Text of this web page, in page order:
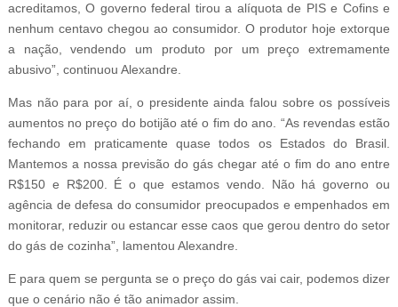
acreditamos, O governo federal tirou a alíquota de PIS e Cofins e
nenhum centavo chegou ao consumidor. O produtor hoje extorque
a nação, vendendo um produto por um preço extremamente
abusivo”, continuou Alexandre.
Mas não para por aí, o presidente ainda falou sobre os possíveis
aumentos no preço do botijão até o fim do ano. “As revendas estão
fechando em praticamente quase todos os Estados do Brasil.
Mantemos a nossa previsão do gás chegar até o fim do ano entre
R$150 e R$200. É o que estamos vendo. Não há governo ou
agência de defesa do consumidor preocupados e empenhados em
monitorar, reduzir ou estancar esse caos que gerou dentro do setor
do gás de cozinha”, lamentou Alexandre.
E para quem se pergunta se o preço do gás vai cair, podemos dizer
que o cenário não é tão animador assim.